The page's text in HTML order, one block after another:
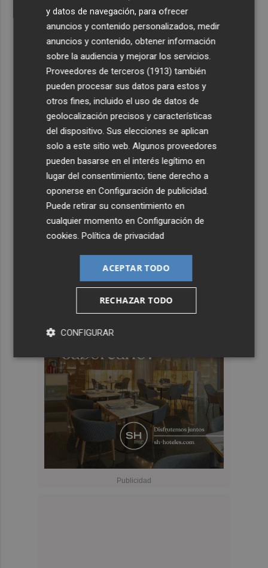
y datos de navegación, para ofrecer
anuncios y contenido personalizados, medir
anuncios y contenido, obtener información
sobre la audiencia y mejorar los servicios.
Proveedores de terceros (1913) también
pueden procesar sus datos para estos y
otros fines, incluido el uso de datos de
geolocalización precisos y características
del dispositivo. Sus elecciones se aplican
solo a este sitio web. Algunos proveedores
pueden basarse en el interés legítimo en
lugar del consentimiento; tiene derecho a
oponerse enConfiguración de publicidad
Puede retirar su consentimiento en
cualquier momento enConfiguración de
cookies .Política de privacidad
ACEPTAR TODO
RECHAZAR TODO
CONFIGURAR